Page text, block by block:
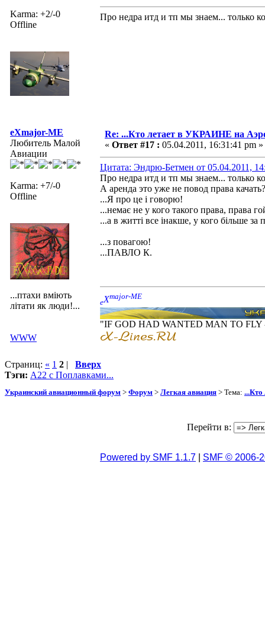
Karma: +2/-0
Offline
Про недра итд и тп мы знаем... только
eXmajor-ME
Любитель Малой
Авиации
Karma: +7/-0
Offline
...птахи вміють
літати як люди!...
WWW
Re: ...Кто летает в УКРАИНЕ на
« Ответ #17 : 05.04.2011, 16:31:41 pm »
Цитата: Эндрю-Бетмен от 05.04.2011,
Про недра итд и тп мы знаем... только
А аренда это уже не повод права качать?
...Я про це і говорю!
...немає не у кого такого права, права
...а в житті все інакше, у кого більше за
...з повагою!
...ПАВЛО К.
eXmajor-ME
"IF GOD HAD WANTED MAN TO
Страниц: « 1 2 | Вверх
Тэги: А22 с Поплавками...
Украинский авиационный форум > Форум > Легкая авиация > Тема: ...Кто
Перейти в:
Powered by SMF 1.1.7 SMF © 2006-